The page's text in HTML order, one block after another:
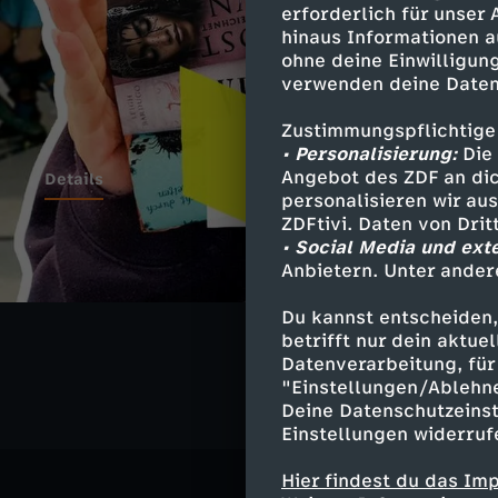
erforderlich für unser
hinaus Informationen
ohne deine
verwenden deine
• Personalisierung:Die
Angebot des ZDF an
personalisieren wir
ZDFtivi. Daten von
• Social Media und
Anbietern. Unter
Du kannst
betrifft nur dein
Datenverarbeitung,
"Einstellungen/
Deine
Einstellungen
Hier findest du das
Details
Ähnliche